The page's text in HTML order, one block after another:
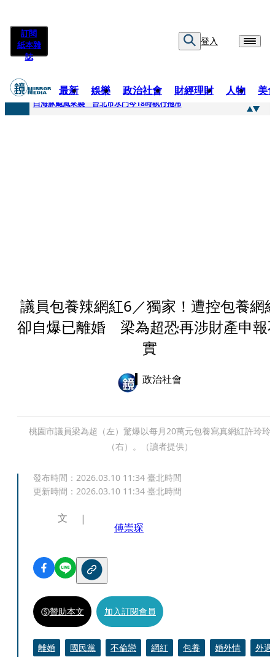
訂閱
紙本雜
誌
登入
最新 娛樂 政治社會 財經理財 人物 美
快訊
白海豚颱風來襲 台北市水門今18時執行拖吊
議員包養辣網紅6／獨家！遭控包養網
卻自爆已離婚 梁為超恐再涉財產申報
實
政治社會
桃園市議員梁為超（左）驚爆以每月20萬元包養寫真網紅許玲玲
（右）。（讀者提供）
發布時間： 2026.03.10 11:34 臺北時間
更新時間： 2026.03.10 11:34 臺北時間
文
傅崇琛
贊助本文 加入訂閱會員
離婚 國民黨 不倫戀 網紅 包養 婚外情
外遇